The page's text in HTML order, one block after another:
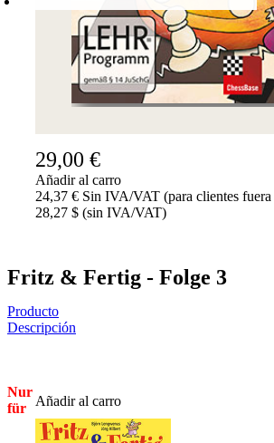
Login
0
✔
29,00 €
Añadir al carro
24,37 € Sin IVA/VAT (para clientes
28,27 $ (sin IVA/VAT)
Fritz & Fertig - Folge 3
Producto
Descripción
Añadir al carro
Nur
für